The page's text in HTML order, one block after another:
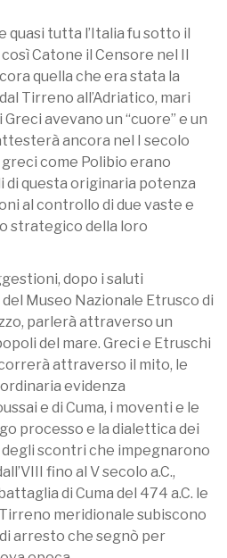
quasi tutta l’Italia fu sotto il
Catone il Censore nel II
quella che era stata la
Tirreno all’Adriatico, mari
avevano un “cuore” e un
ancora nel I secolo
come Polibio erano
questa originaria potenza
al controllo di due vaste e
strategico della loro
dopo i saluti
Museo Nazionale Etrusco di
parlerà attraverso un
del mare. Greci e Etruschi
attraverso il mito, le
evidenza
e di Cuma, i moventi e le
processo e la dialettica dei
scontri che impegnarono
fino al V secolo a.C.,
di Cuma del 474 a.C. le
meridionale subiscono
arresto che segnò per